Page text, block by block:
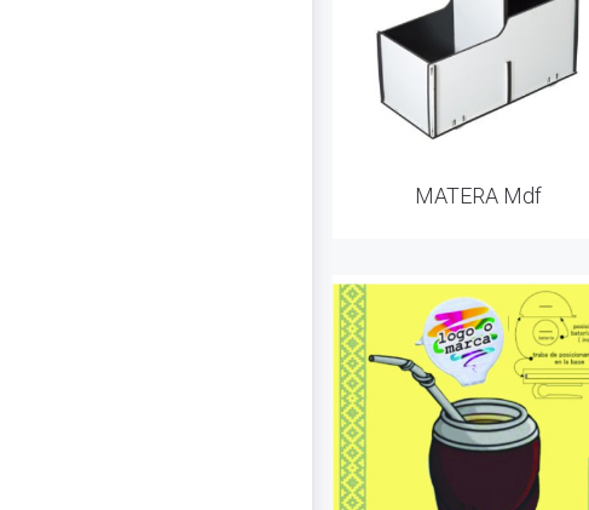
MATERA Mdf